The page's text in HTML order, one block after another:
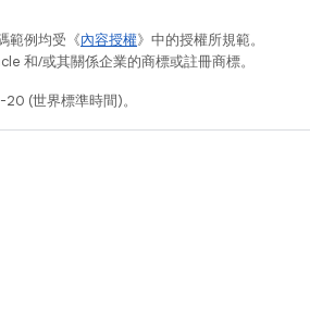
範例均受《內容授權》中的授權所規範。
和/或其關係企業的商標或註冊商標。
(世界標準時間)。